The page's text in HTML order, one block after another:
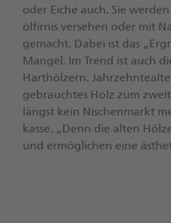
oder Eiche auch. Sie
öl­firnis versehen oder mit
gemacht. Dabei ist das
Mangel. Im Trend ist auch
Hart­hölzern.
gebrauch­tes Holz zum
längst kein Nischen­markt
kasse. „Denn die alten
und er­mög­lichen eine